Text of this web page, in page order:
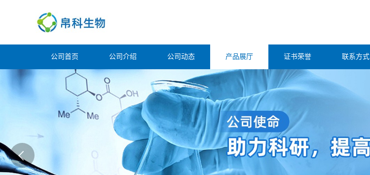
公司首页 公司介绍 公司动态 产品展厅 证书荣誉 联系方式